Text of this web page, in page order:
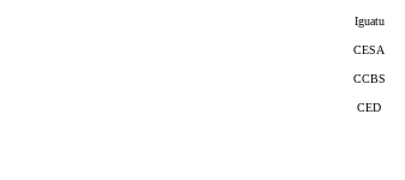
Iguatu
CESA
CCBS
CED